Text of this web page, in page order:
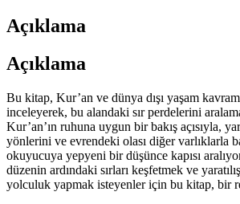
adet
Açıklama
Açıklama
Bu kitap, Kur’an ve dünya dışı yaşam
inceleyerek, bu alandaki sır perdelerini
Kur’an’ın ruhuna uygun bir bakış açısıyla,
yönlerini ve evrendeki olası diğer varlıklarla
okuyucuya yepyeni bir düşünce kapısı
düzenin ardındaki sırları keşfetmek ve
yolculuk yapmak isteyenler için bu kitap, bir